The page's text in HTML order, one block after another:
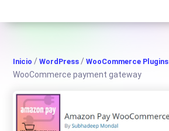
Inicio /WordPress /WooCommerce Plugins
WooCommerce payment gateway